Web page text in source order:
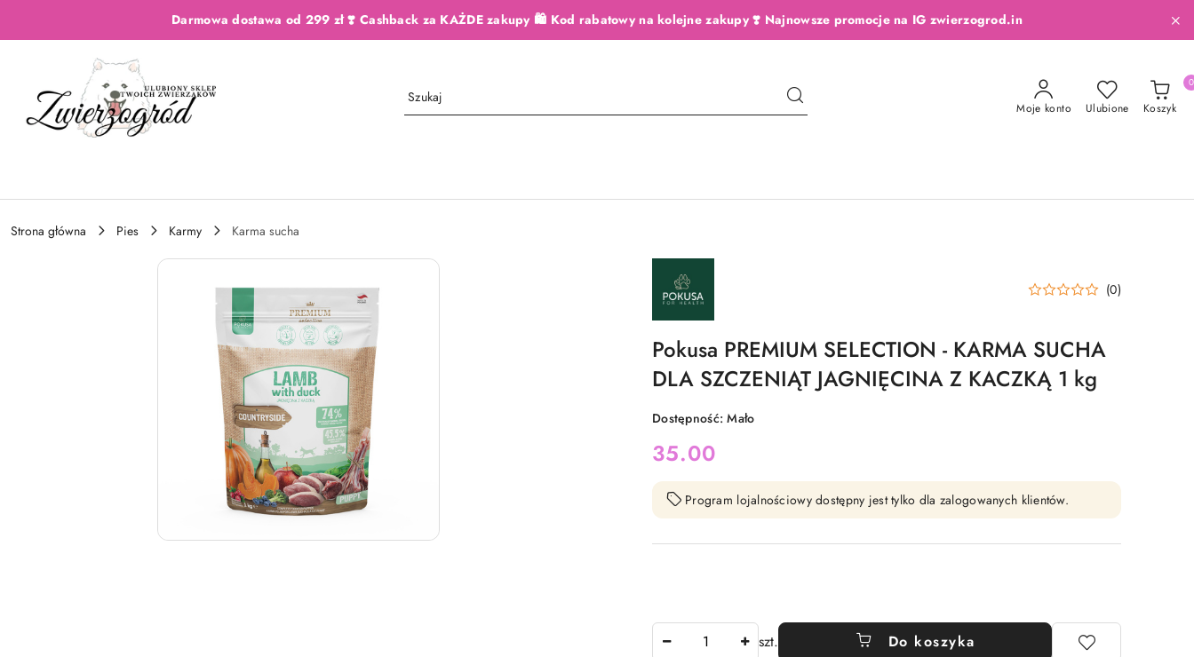
Przejdź do treści głównej
Przejdź do wyszukiwarki
Przejdź do moje konto
Przejdź do menu głównego
Przejdź do opisu produktuDarmowa dostawa od 299 zł ❣️ Cashback za KAŻDE zakupy 🛍️ Kod rabatowy na kolejne zakupy ❣️ Najnowsze promocje na IG zwierzogrod.in
Moje konto Ulubione Koszyk
0
Strona główna Pies Karmy
Karma sucha
NAZWA
PRODUCENTA:
POKUSA (0)
Pokusa PREMIUM SELECTION - KARMA SUCHA
DLA SZCZENIĄT JAGNIĘCINA Z KACZKĄ 1 kg
Dostępność:Mało
cena:
35.00
Program lojalnościowy dostępny jest tylko dla zalogowanych klientów.
szt. Do koszyka